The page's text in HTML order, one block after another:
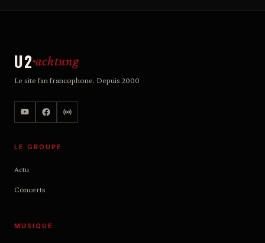
U2 achtung
Le site fan francophone. Depuis 2000
LE GROUPE
Actu
Concerts
MUSIQUE